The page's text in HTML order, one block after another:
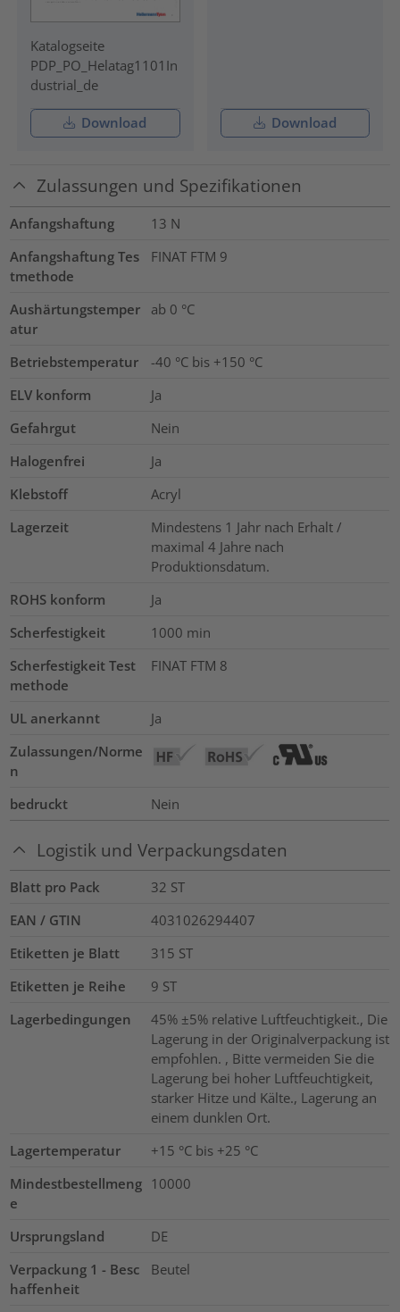
Katalogseite
PDP_PO_Helatag1101In
dustrial_de
Download Download
Zulassungen und Spezifikationen
Anfangshaftung 13 N
Anfangshaftung Tes
tmethode
FINAT FTM 9
Aushärtungstemper
atur
ab 0 °C
Betriebstemperatur
-40 °C bis +150 °C
ELV konform
Ja
Gefahrgut
Nein
Halogenfrei
Ja
Klebstoff
Acryl
Lagerzeit
Mindestens 1 Jahr nach Erhalt /
maximal 4 Jahre nach
Produktionsdatum.
ROHS konform
Ja
Scherfestigkeit
1000 min
Scherfestigkeit Test
methode
FINAT FTM 8
UL anerkannt
Ja
Zulassungen/Norme
n
bedruckt
Nein
Logistik und Verpackungsdaten
Blatt pro Pack 32 ST
EAN / GTIN
4031026294407
Etiketten je Blatt
315 ST
Etiketten je Reihe
9 ST
Lagerbedingungen
45% ±5% relative Luftfeuchtigkeit., Die
Lagerung in der Originalverpackung ist
empfohlen. , Bitte vermeiden Sie die
Lagerung bei hoher Luftfeuchtigkeit,
starker Hitze und Kälte., Lagerung an
einem dunklen Ort.
Lagertemperatur
+15 °C bis +25 °C
Mindestbestellmeng
e
10000
Ursprungsland
DE
Verpackung 1 - Besc
haffenheit
Beutel